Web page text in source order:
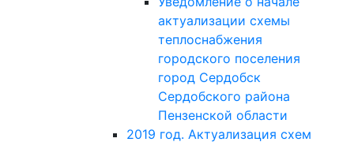
актуализации схемы
теплоснабжения
городского поселения
город Сердобск
Сердобского района
Пензенской области
2019 год. Актуализация схем